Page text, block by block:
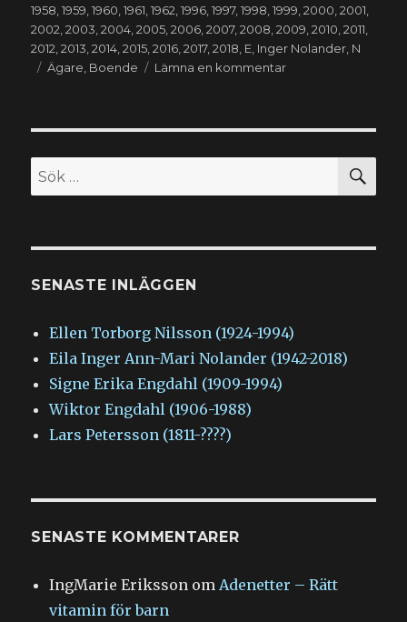
1958,1959,1960,1961,1962,1996,1997,1998,1999,2000,2001,
2002,2003,2004,2005,2006,2007,2008,2009,2010,2011,
2012,2013,2014,2015,2016,2017,2018, E, Inger Nolander, N
Etiketter
Ägare, Boende Lämna en kommentartill
Nolander
2018)
Sök
efter:
SENASTE INLÄGGEN
Ellen Torborg Nilsson (1924-1994)
Eila Inger Ann-Mari Nolander (1942-2018)
Signe Erika Engdahl (1909-1994)
Wiktor Engdahl (1906-1988)
Lars Petersson (1811-????)
SENASTE KOMMENTARER
IngMarie Eriksson omAdenetter – Rätt
vitamin för barn